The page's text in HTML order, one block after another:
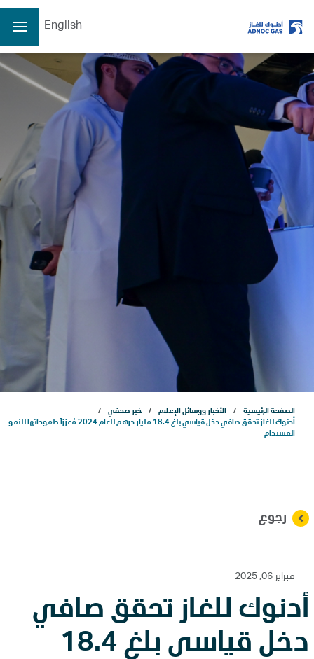
English
الصفحة الرئيسية
عن الشركة
عن الشركة
عملياتنا
الذكاء الاصطناعي
علاقات المستثمرين
اتصل بنا
الصفحة الرئيسية الأخبار ووسائل الإعلام
خبر صحفي
أدنوك للغاز تحقق صافي دخل قياسي بلغ 18.4 مليار درهم للعام 2024 مُعززاً طموحاتها للنمو
المستدام
رجوع
فبراير 06, 2025
أدنوك للغاز تحقق صافي
دخل قياسي بلغ 18.4